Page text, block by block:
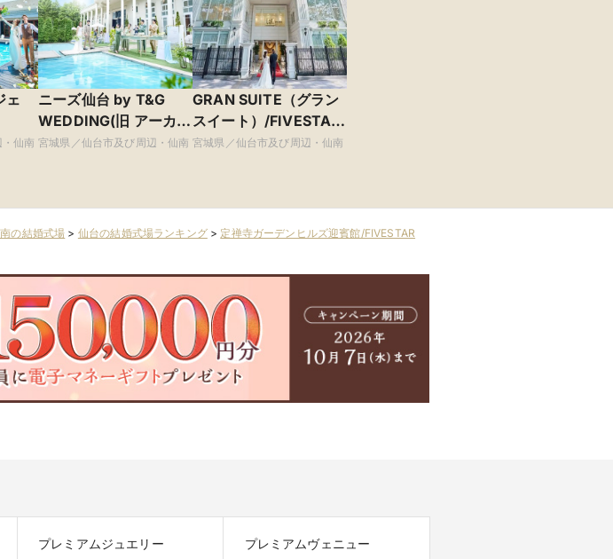
ェ
仙南
ニーズ仙台 by T&G
WEDDING(旧 アーカン
ジェル迎賓館 仙台)
宮城県／仙台市及び周辺・仙南
GRAN SUITE（グラン
スイート）/FIVESTAR
WEDDING
宮城県／仙台市及び周辺・仙南
の結婚式場 > 仙台の結婚式場ランキング> 定禅寺ガーデンヒルズ迎賓館/FIVESTAR
プレミアムジュエリー プレミアムヴェニュー